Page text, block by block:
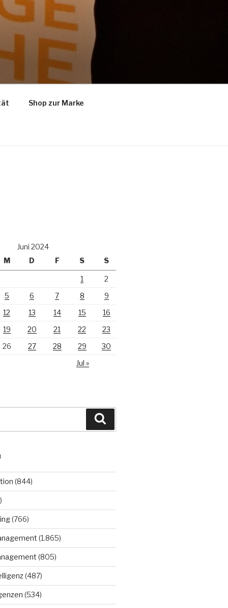
Shop zur Marke
Juni 2024
M D F S S
1
2
5 6 7 8
9
12 13 14 15
16
19 20 21 22
23
26 27 28 29
30
Jul »
(844)
(766)
(1.865)
(805)
(487)
(534)